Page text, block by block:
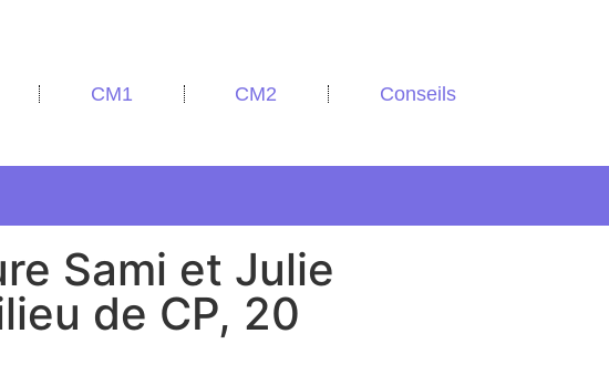
CM1 CM2 Conseils
Sami et Julie
de CP, 20